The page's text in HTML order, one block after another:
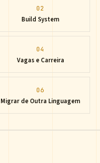
02
Build System
04
Vagas e Carreira
06
Migrar de Outra Linguagem